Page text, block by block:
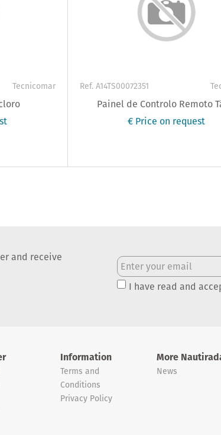
Tecnicomar Ref. A14TS00072351
Painel de Controlo Remoto
€ Price on request
and receive
I have read and
Information
Terms and
Conditions
Privacy Policy
More
News